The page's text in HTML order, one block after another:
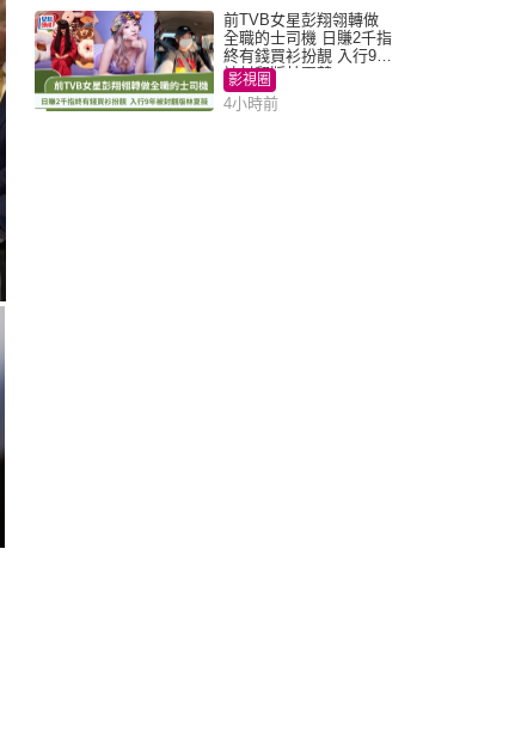
前TVB女星彭翔翎轉做
全職的士司機 日賺2千指
終有錢買衫扮靚 入行9年
被封翻版林夏薇
影視圈
4小時前